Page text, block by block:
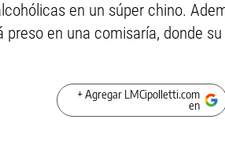
en un súper chino.
preso en una comisaría, donde
+ Agregar LMCipolletti.com
en